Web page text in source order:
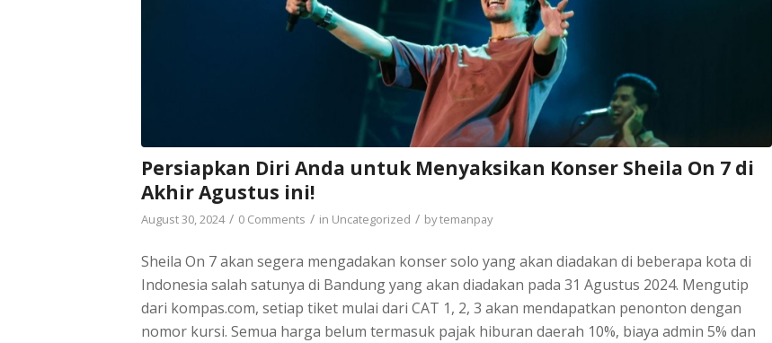
Persiapkan Diri Anda untuk Menyaksikan Konser Sheila On 7 di
Akhir Agustus ini!
August 30, 2024 / 0 Comments / in Uncategorized / bytemanpay
Sheila On 7 akan segera mengadakan konser solo yang akan diadakan di beberapa kota di
Indonesia salah satunya di Bandung yang akan diadakan pada 31 Agustus 2024. Mengutip
dari kompas.com, setiap tiket mulai dari CAT 1, 2, 3 akan mendapatkan penonton dengan
nomor kursi. Semua harga belum termasuk pajak hiburan daerah 10%, biaya admin 5% dan